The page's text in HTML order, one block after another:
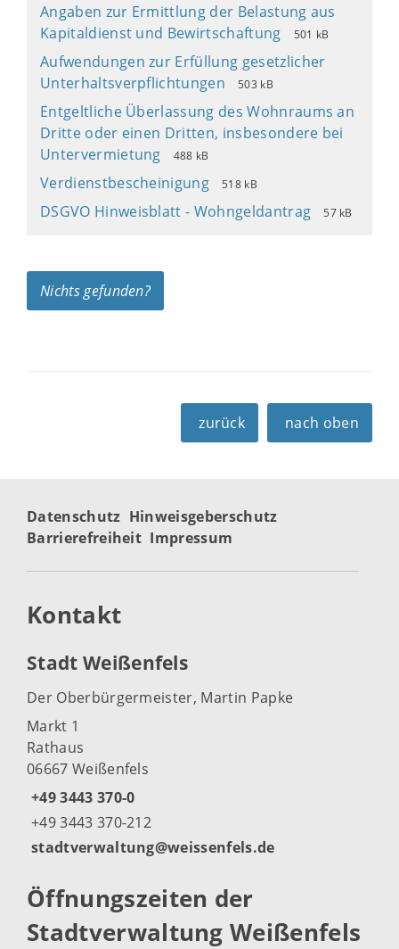
Angaben zur Ermittlung der Belastung aus
Kapitaldienst und Bewirtschaftung
501 kB
Aufwendungen zur Erfüllung gesetzlicher
Unterhaltsverpflichtungen
503 kB
Entgeltliche Überlassung des Wohnraums an
Dritte oder einen Dritten, insbesondere bei
Untervermietung
488 kB
Verdienstbescheinigung 518 kB
DSGVO Hinweisblatt - Wohngeldantrag 57 kB
Nichts gefunden?
zurück nach oben
Datenschutz Hinweisgeberschutz
Barrierefreiheit Impressum
Kontakt
Stadt Weißenfels
Der Oberbürgermeister, Martin Papke
Markt 1
Rathaus
06667 Weißenfels
+49 3443 370-0
+49 3443 370-212
stadtverwaltung@weissenfels.de
Öffnungszeiten der
Stadtverwaltung Weißenfels